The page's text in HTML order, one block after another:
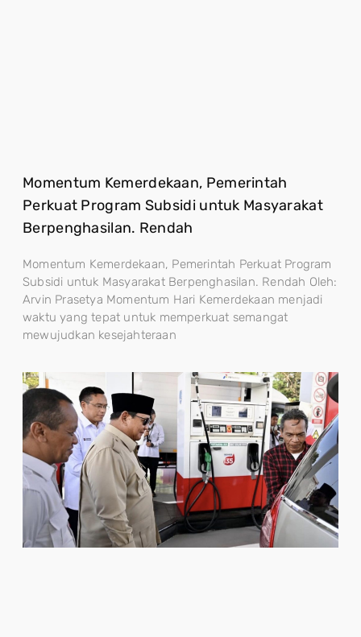
Momentum Kemerdekaan, Pemerintah
Perkuat Program Subsidi untuk Masyarakat
Berpenghasilan. Rendah
Momentum Kemerdekaan, Pemerintah Perkuat Program
Subsidi untuk Masyarakat Berpenghasilan. Rendah Oleh:
Arvin Prasetya Momentum Hari Kemerdekaan menjadi
waktu yang tepat untuk memperkuat semangat
mewujudkan kesejahteraan